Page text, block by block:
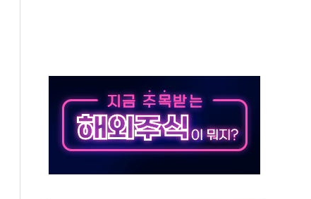
미화원 수거차에 치여 사망
…60대 남성 2명 숨져
는 일 없게"…'결혼 페널티' 22개 과제 손본다
날 참석..."국제적 시민 연대로 목소리 내야"
종 60대 나흘만에 숨진 채 발견
해 10대 아들 체포
친 정청래…제주 연설서 신경전 고조